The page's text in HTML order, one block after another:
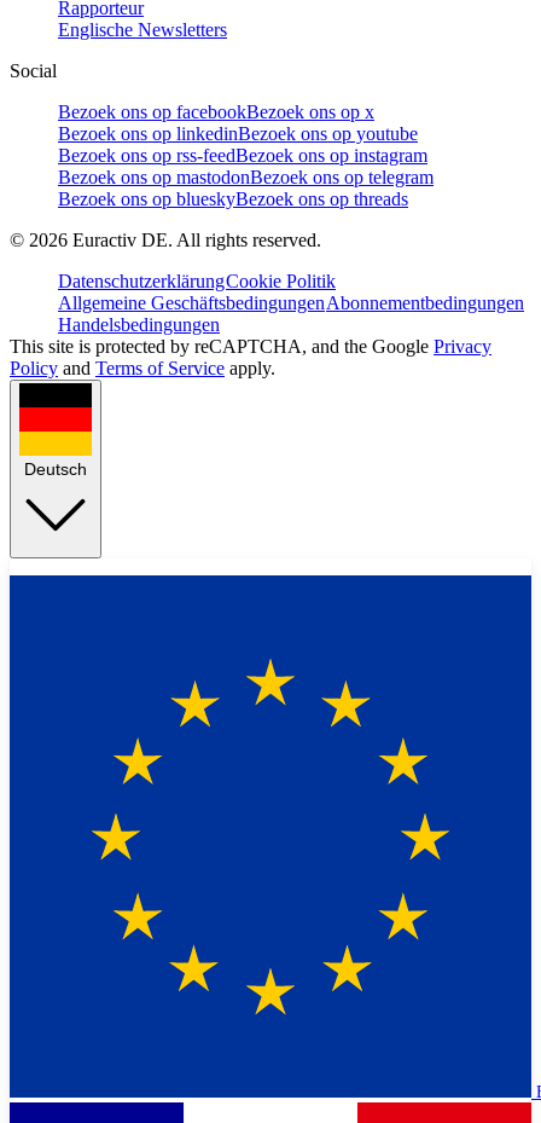
Rapporteur
Englische Newsletters
Social
Bezoek ons op facebookBezoek ons op x
Bezoek ons op linkedinBezoek ons op youtube
Bezoek ons op rss-feedBezoek ons op instagram
Bezoek ons op mastodonBezoek ons op telegram
Bezoek ons op blueskyBezoek ons op threads
© 2026 Euractiv DE. All rights reserved.
DatenschutzerklärungCookie Politik
Allgemeine GeschäftsbedingungenAbonnementbedingungen
Handelsbedingungen
This site is protected by reCAPTCHA, and the Google Privacy
Policy and Terms of Service apply.
Deutsch